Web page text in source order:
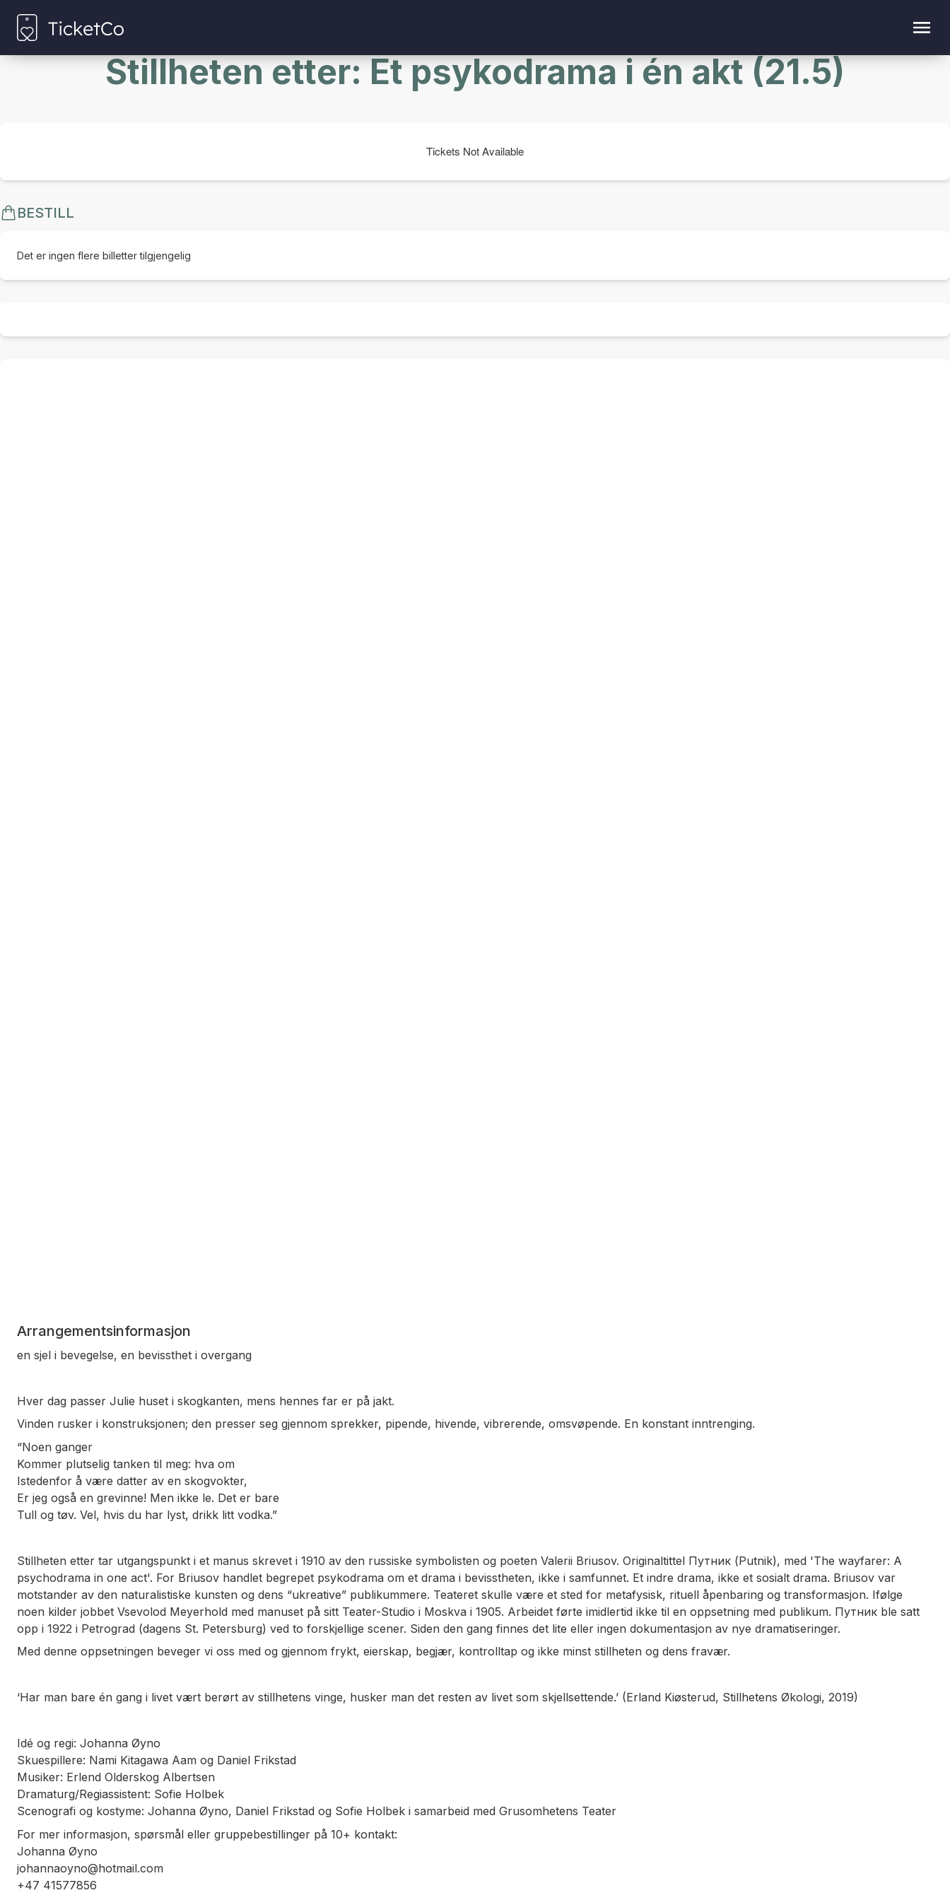
Stillheten etter: Et psykodrama i én akt (21.5)
Tickets Not Available
BESTILL
Det er ingen flere billetter tilgjengelig
Arrangementsinformasjon
en sjel i bevegelse, en bevissthet i overgang
Hver dag passer Julie huset i skogkanten, mens hennes far er på jakt.
Vinden rusker i konstruksjonen; den presser seg gjennom sprekker, pipende, hivende, vibrerende, omsvøpende. En konstant inntrenging.
“Noen ganger
Kommer plutselig tanken til meg: hva om
Istedenfor å være datter av en skogvokter,
Er jeg også en grevinne! Men ikke le. Det er bare
Tull og tøv. Vel, hvis du har lyst, drikk litt vodka.”
Stillheten etter tar utgangspunkt i et manus skrevet i 1910 av den russiske symbolisten og poeten Valerii Briusov. Originaltittel Путник (Putnik), med 'The wayfarer: A
psychodrama in one act'. For Briusov handlet begrepet psykodrama om et drama i bevisstheten, ikke i samfunnet. Et indre drama, ikke et sosialt drama. Briusov var
motstander av den naturalistiske kunsten og dens “ukreative” publikummere. Teateret skulle være et sted for metafysisk, rituell åpenbaring og transformasjon. Ifølge
noen kilder jobbet Vsevolod Meyerhold med manuset på sitt Teater-Studio i Moskva i 1905. Arbeidet førte imidlertid ikke til en oppsetning med publikum. Путник ble satt
opp i 1922 i Petrograd (dagens St. Petersburg) ved to forskjellige scener. Siden den gang finnes det lite eller ingen dokumentasjon av nye dramatiseringer.
Med denne oppsetningen beveger vi oss med og gjennom frykt, eierskap, begjær, kontrolltap og ikke minst stillheten og dens fravær.
‘Har man bare én gang i livet vært berørt av stillhetens vinge, husker man det resten av livet som skjellsettende.’ (Erland Kiøsterud, Stillhetens Økologi, 2019)
Idé og regi: Johanna Øyno
Skuespillere: Nami Kitagawa Aam og Daniel Frikstad
Musiker: Erlend Olderskog Albertsen
Dramaturg/Regiassistent: Sofie Holbek
Scenografi og kostyme: Johanna Øyno, Daniel Frikstad og Sofie Holbek i samarbeid med Grusomhetens Teater
For mer informasjon, spørsmål eller gruppebestillinger på 10+ kontakt:
Johanna Øyno
johannaoyno@hotmail.com
+47 41577856